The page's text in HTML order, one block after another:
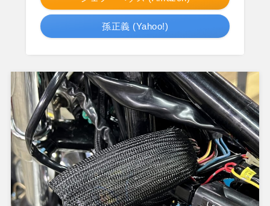
孫正義 (Yahoo!)